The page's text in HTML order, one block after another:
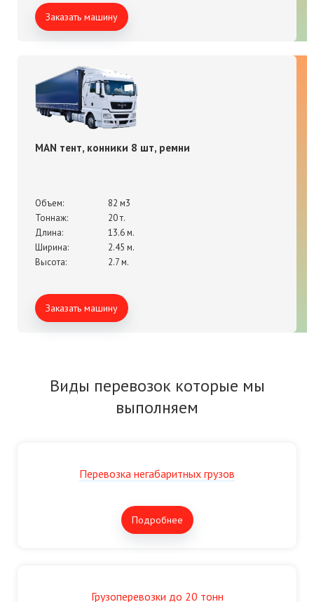
Заказать машину
MAN тент, конники 8 шт, ремни
Объем:
82 м3
Тоннаж:
20 т.
Длина:
13.6 м.
Ширина:
2.45 м.
Высота:
2.7 м.
Заказать машину
Виды перевозок которые мы
выполняем
Перевозка негабаритных грузов
Подробнее
Грузоперевозки до 20 тонн